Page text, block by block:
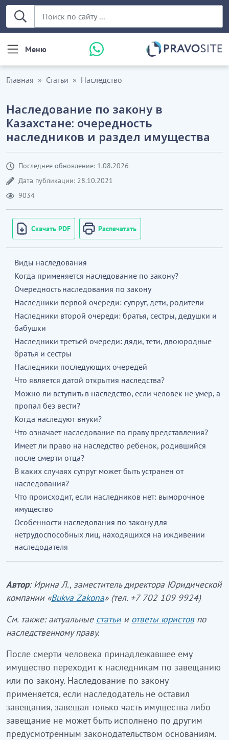
Меню
Главная Статьи Наследство
Наследование по закону в
Казахстане: очередность
наследников и раздел имущества
Последнее обновление: 1.08.2026
Дата публикации: 28.10.2021
9034
Скачать PDF Распечатать
Виды наследования
Когда применяется наследование по закону?
Очередность наследования по закону
Наследники первой очереди: супруг, дети, родители
Наследники второй очереди: братья, сестры, дедушки и
бабушки
Наследники третьей очереди: дяди, тети, двоюродные
братья и сестры
Наследники последующих очередей
Что является датой открытия наследства?
Можно ли вступить в наследство, если человек не умер, а
пропал без вести?
Когда наследуют внуки?
Что означает наследование по праву представления?
Имеет ли право на наследство ребенок, родившийся
после смерти отца?
В каких случаях супруг может быть устранен от
наследования?
Что происходит, если наследников нет: выморочное
имущество
Особенности наследования по закону для
нетрудоспособных лиц, находящихся на иждивении
наследодателя
Автор:Ирина Л., заместитель директора Юридической
компании «Bukva Zakona» (тел. +7 702 109 9924)
См. также: актуальные статьии ответы юристовпо
наследственному праву.
После смерти человека принадлежавшее ему
имущество переходит к наследникам по завещанию
или по закону. Наследование по закону
применяется, если наследодатель не оставил
завещания, завещал только часть имущества либо
завещание не может быть исполнено по другим
предусмотренным законодательством основаниям.